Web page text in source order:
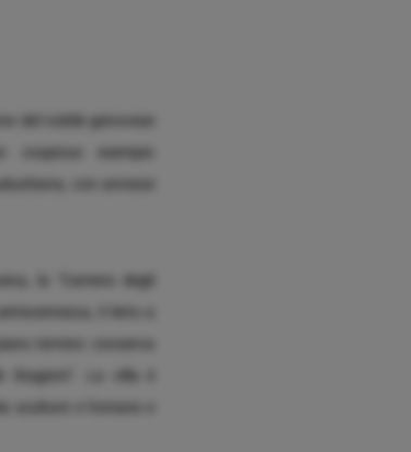
del nobile genovese
cospicuo esempio
con annessi
la "Camera degli
il letto a
Stagioni". La villa è
sculture e fontane e